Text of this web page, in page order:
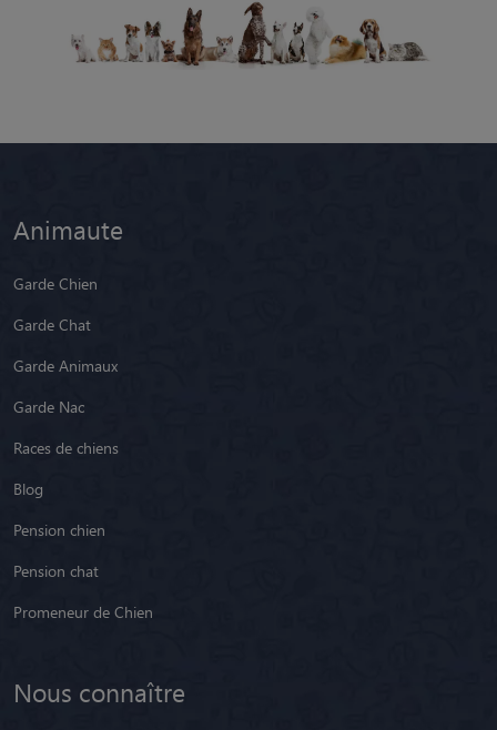
Animaute
Garde Chien
Garde Chat
Garde Animaux
Garde Nac
Races de chiens
Blog
Pension chien
Pension chat
Promeneur de Chien
Nous connaître